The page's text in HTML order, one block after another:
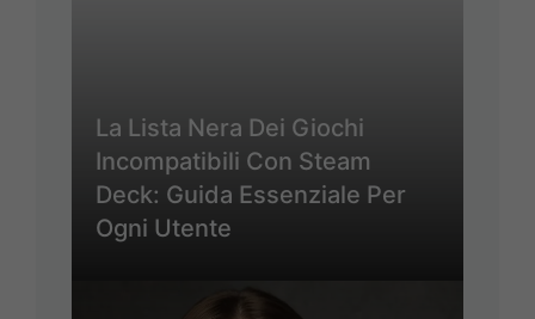
La Lista Nera Dei Giochi
Incompatibili Con Steam
Deck: Guida Essenziale Per
Ogni Utente